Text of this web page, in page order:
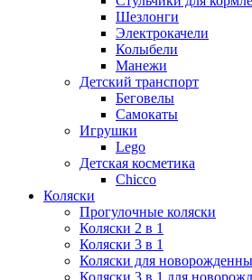
Шезлонги
Электрокачели
Колыбели
Манежи
Детский транспорт
Беговелы
Самокаты
Игрушки
Lego
Детская косметика
Chicco
Коляски
Прогулочные коляски
Коляски 2 в 1
Коляски 3 в 1
Коляски для
Коляски 3 в 1 для